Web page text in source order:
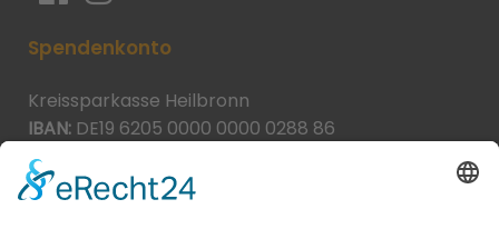
Spendenkonto
Kreissparkasse Heilbronn
IBAN: DE19 6205 0000 0000 0288 86
BIC: